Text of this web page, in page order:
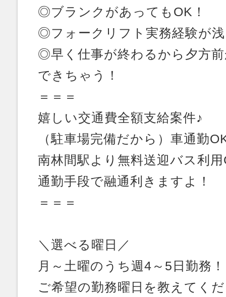
◎ブランクがあってもOK！
◎フォークリフト実務経験が
◎早く仕事が終わるから夕方
できちゃう！
＝＝＝
嬉しい交通費全額支給案件♪
（駐車場完備だから）車通勤
南林間駅より無料送迎バス利
通勤手段で融通利きますよ！
＝＝＝
＼選べる曜日／
月～土曜のうち週4～5日勤務！
ご希望の勤務曜日を教えてく